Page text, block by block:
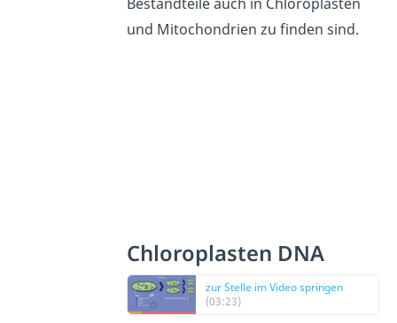
und Mitochondrien zu finden sind.
Chloroplasten DNA
zur Stelle im Video springen
(03:23)